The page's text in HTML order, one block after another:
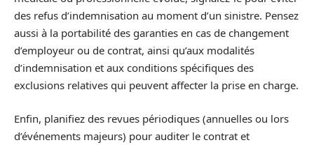
des refus d’indemnisation au moment d’un sinistre. Pensez
aussi à la portabilité des garanties en cas de changement
d’employeur ou de contrat, ainsi qu’aux modalités
d’indemnisation et aux conditions spécifiques des
exclusions relatives qui peuvent affecter la prise en charge.
Enfin, planifiez des revues périodiques (annuelles ou lors
d’événements majeurs) pour auditer le contrat et